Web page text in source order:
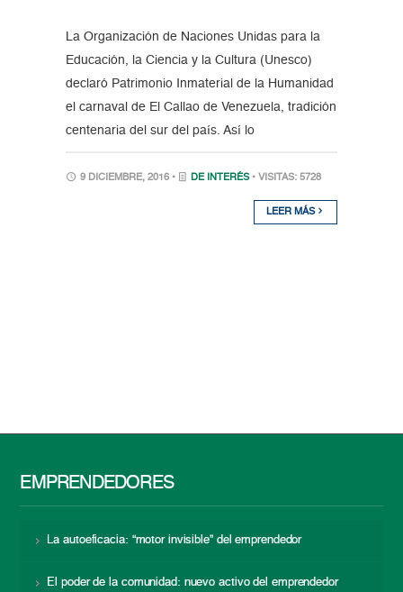
La Organización de Naciones Unidas para la
Educación, la Ciencia y la Cultura (Unesco)
declaró Patrimonio Inmaterial de la Humanidad
el carnaval de El Callao de Venezuela, tradición
centenaria del sur del país. Así lo
9 DICIEMBRE, 2016 • DE INTERÉS • VISITAS: 5728
LEER MÁS
EMPRENDEDORES
La autoeficacia: “motor invisible” del emprendedor
El poder de la comunidad: nuevo activo del emprendedor